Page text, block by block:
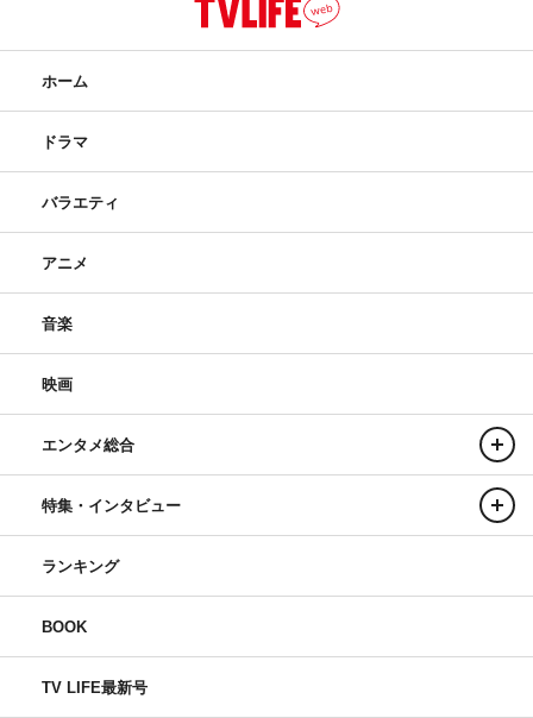
ホーム
ドラマ
バラエティ
アニメ
音楽
映画
エンタメ総合
特集・インタビュー
ランキング
BOOK
TV LIFE最新号